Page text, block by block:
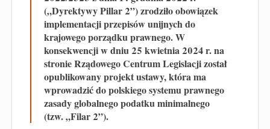
(„Dyrektywy Pillar 2”) zrodziło obowiązek
implementacji przepisów unijnych do
krajowego porządku prawnego. W
konsekwencji w dniu 25 kwietnia 2024 r. na
stronie Rządowego Centrum Legislacji został
opublikowany projekt ustawy, która ma
wprowadzić do polskiego systemu prawnego
zasady globalnego podatku minimalnego
(tzw. „Filar 2”).